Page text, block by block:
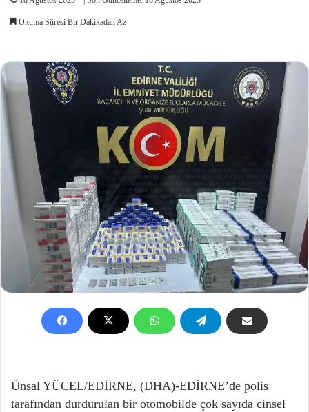
Okuma Süresi Bir Dakikadan Az
Ünsal YÜCEL/EDİRNE, (DHA)-EDİRNE’de polis
tarafından durdurulan bir otomobilde çok sayıda cinsel